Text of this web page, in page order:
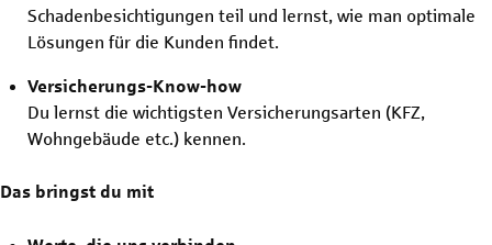
Schadenbesichtigungen teil und lernst, wie man optimale
Lösungen für die Kunden findet.
Versicherungs-Know-how
Du lernst die wichtigsten Versicherungsarten (KFZ,
Wohngebäude etc.) kennen.
Das bringst du mit